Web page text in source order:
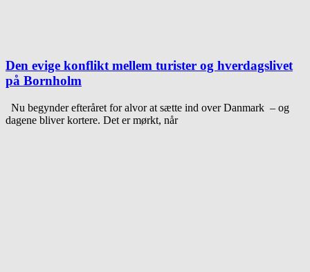
Den evige konflikt mellem turister og hverdagslivet
på Bornholm
Nu begynder efteråret for alvor at sætte ind over Danmark – og
dagene bliver kortere. Det er mørkt, når